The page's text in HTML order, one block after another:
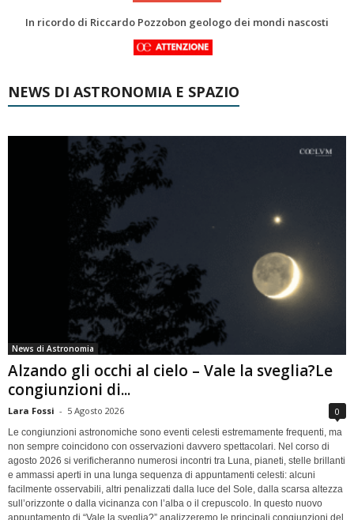
Una volta qualcuno li usava
NEWS DI ASTRONOMIA E SPAZIO
News di Astronomia
Alzando gli occhi al cielo – Vale la sveglia?Le
congiunzioni di...
Lara Fossi - 5 Agosto 2026 0
Le congiunzioni astronomiche sono eventi celesti estremamente frequenti, ma
non sempre coincidono con osservazioni davvero spettacolari. Nel corso di
agosto 2026 si verificheranno numerosi incontri tra Luna, pianeti, stelle brillanti
e ammassi aperti in una lunga sequenza di appuntamenti celesti: alcuni
facilmente osservabili, altri penalizzati dalla luce del Sole, dalla scarsa altezza
sull’orizzonte o dalla vicinanza con l’alba o il crepuscolo. In questo nuovo
appuntamento di “Vale la sveglia?” analizzeremo le principali congiunzioni del